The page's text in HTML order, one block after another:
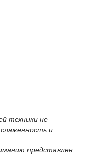
техники не
и
представлен